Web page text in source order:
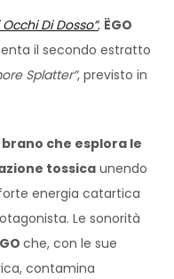
Di Dosso”, ËGO
il secondo estratto
Splatter”, previsto in
che esplora le
tossica unendo
energia catartica
Le sonorità
che, con le sue
contamina